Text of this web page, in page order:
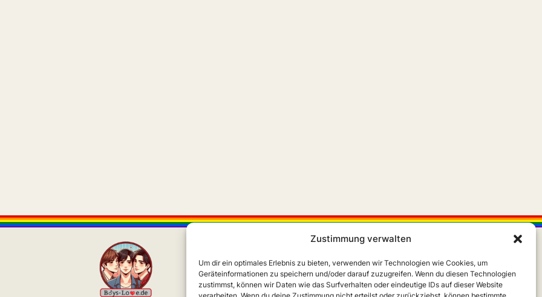
Zustimmung verwalten
Um dir ein optimales Erlebnis zu bieten, verwenden wir Technologien wie Cookies, um
Geräteinformationen zu speichern und/oder darauf zuzugreifen. Wenn du diesen Technologien
zustimmst, können wir Daten wie das Surfverhalten oder eindeutige IDs auf dieser Website